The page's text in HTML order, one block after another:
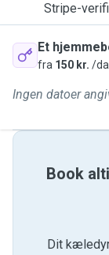
Stripe-
Et
fra 150 kr. /
Ingen datoer
Book
Dit